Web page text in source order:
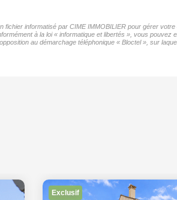
informatisé par CIME IMMOBILIER pour gérer
à la loi « informatique et libertés », vous
au démarchage téléphonique « Bloctel », sur
Exclusif